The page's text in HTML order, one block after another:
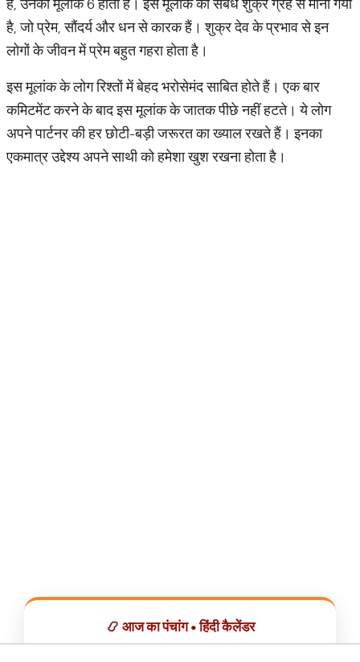
है, उनका मूलांक 6 होता है। इस मूलांक का संबंध शुक्र ग्रह से माना गया
है, जो प्रेम, सौंदर्य और धन से कारक हैं। शुक्र देव के प्रभाव से इन
लोगों के जीवन में प्रेम बहुत गहरा होता है।
इस मूलांक के लोग रिश्तों में बेहद भरोसेमंद साबित होते हैं। एक बार
कमिटमेंट करने के बाद इस मूलांक के जातक पीछे नहीं हटते। ये लोग
अपने पार्टनर की हर छोटी-बड़ी जरूरत का ख्याल रखते हैं। इनका
एकमात्र उद्देश्य अपने साथी को हमेशा खुश रखना होता है।
📿 आज का पंचांग • हिंदी कैलेंडर